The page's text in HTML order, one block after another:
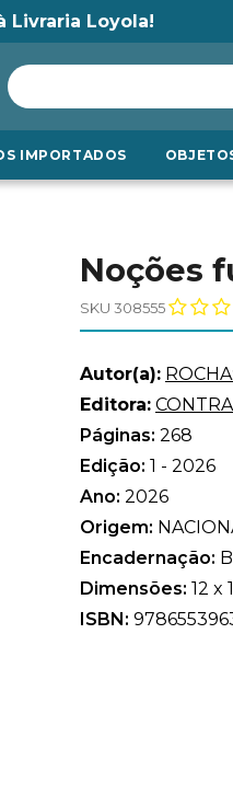
Livraria Loyola!
IMPORTADOS
Noções
SKU 308555
Autor(a):
Editora:
Páginas: 268
Edição: 1 - 2026
Ano: 2026
Origem:
Encadernação:
Dimensões: 12 x
ISBN: